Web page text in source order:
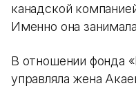
канадской
Именно она
В отношении фонда
управляла жена